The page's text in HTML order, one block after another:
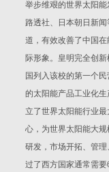
举步维艰的世界太阳能
路透社、日本朝日新
道，有效改善了中国
际形象。皇明完全创
国列入该校的第一个
的太阳能产品工业化
立了世界太阳能行业
心，为世界太阳能大
研发，市场开拓、管
过了西方国家通常需